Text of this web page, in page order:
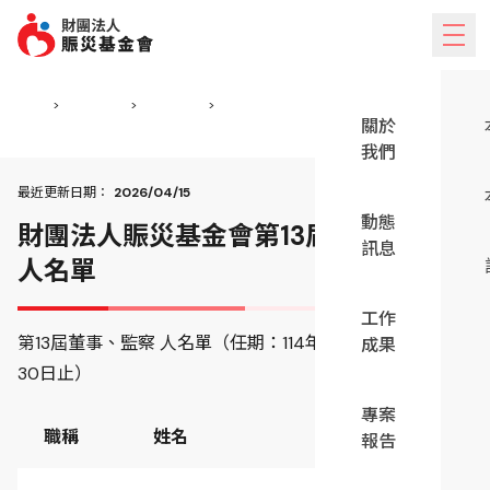
跳到主要內容
關於
我們
動態
訊息
工作
成果
專案
報告
> >
>
最近更新日期： 2026/04/15
財團法人賑災基金會第13屆董事、監察
人名單
第13屆董事、監察 人名單（任期：114年12月1日至116年11月
30日止）
職稱 姓名